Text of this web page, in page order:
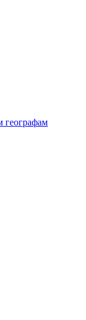
географам